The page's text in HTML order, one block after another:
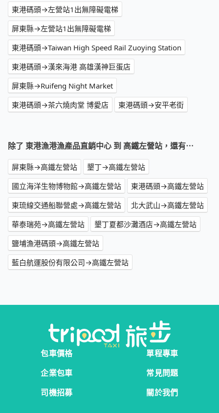
東港碼頭→左營站1出無障礙電梯
屏東縣→左營站1出無障礙電梯
東港碼頭→Taiwan High Speed Rail Zuoying Station
東港碼頭→漢來海港 高雄漢神巨蛋店
屏東縣→Ruifeng Night Market
東港碼頭→茶六燒肉堂 博愛店
東港碼頭→安平老街
除了 東港漁港漁產品直銷中心 到 高鐵左營站，還有⋯
屏東縣→高鐵左營站
墾丁→高鐵左營站
國立海洋生物博物館→高鐵左營站
東港碼頭→高鐵左營站
東琉線交通船聯營處→高鐵左營站
北大武山→高鐵左營站
華泰瑞苑→高鐵左營站
墾丁夏都沙灘酒店→高鐵左營站
鹽埔漁港碼頭→高鐵左營站
藍白航運股份有限公司→高鐵左營站
包車價格
單程專車
企業包車
常見問題
司機招募
關於我們